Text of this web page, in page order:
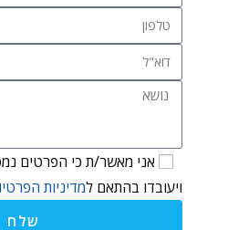
אני מאשר/ת כי הפרטים
ויעובדו בהתאם למדיניות
שלח